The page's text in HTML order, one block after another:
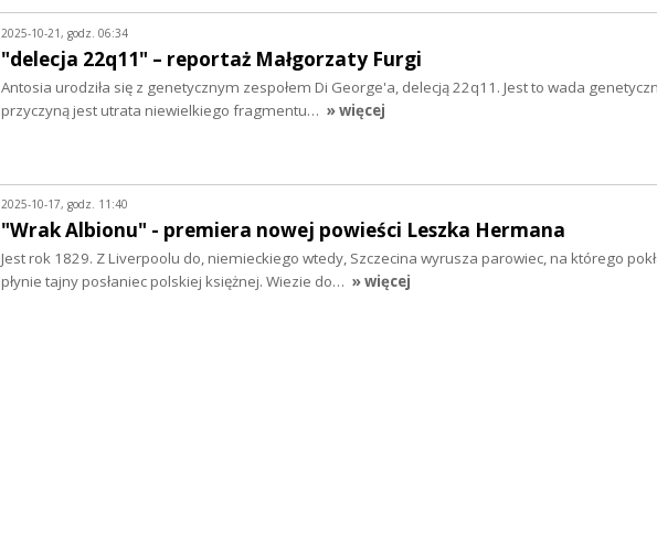
2025-10-21, godz. 06:34
"delecja 22q11" – reportaż Małgorzaty Furgi
Antosia urodziła się z genetycznym zespołem Di George'a, delecją 22q11. Jest to wada
przyczyną jest utrata niewielkiego fragmentu… » więcej
2025-10-17, godz. 11:40
"Wrak Albionu" - premiera nowej powieści Leszka Hermana
Jest rok 1829. Z Liverpoolu do, niemieckiego wtedy, Szczecina wyrusza parowiec, na którego
płynie tajny posłaniec polskiej księżnej. Wiezie do… » więcej